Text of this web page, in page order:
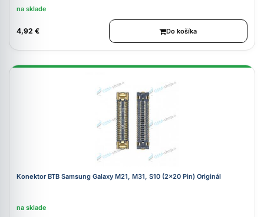
na sklade
4,92 € Do košíka
Konektor BTB Samsung Galaxy M21, M31, S10 (2x20 Pin) Originál
na sklade